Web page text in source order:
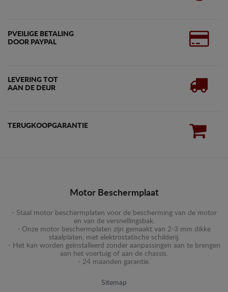
PVEILIGE BETALING
DOOR PAYPAL
LEVERING TOT
AAN DE DEUR
TERUGKOOPGARANTIE
Motor Beschermplaat
- Staal motor beschermplaten voor de bescherming van de motor
en van de versnellingsbak.
- Onze motor beschermplaten zijn gemaakt van 2-3 mm dikke
staalplaten, met elektrostatische schilderij.
- Het kan worden geïnstalleerd zonder aanpassingen aan te brengen
aan het voertuig of aan de chassis.
- 24 maanden garantie.
Sitemap